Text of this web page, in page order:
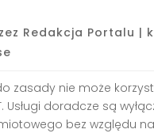
Redakcja Portalu |
zasady nie może
Usługi doradcze są
bez względu